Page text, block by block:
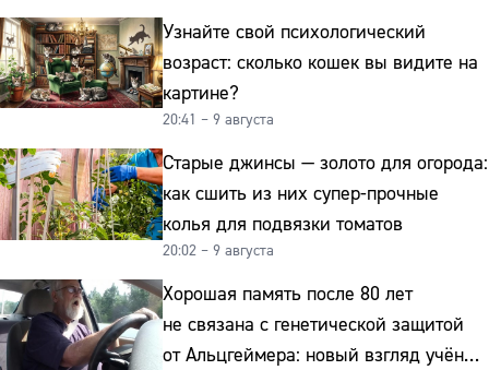
Узнайте свой психологический
возраст: сколько кошек вы видите на
картине?
20:41 – 9 августа
Старые джинсы — золото для огорода:
как сшить из них супер-прочные
колья для подвязки томатов
20:02 – 9 августа
Хорошая память после 80 лет
не связана с генетической защитой
от Альцгеймера: новый взгляд учёных